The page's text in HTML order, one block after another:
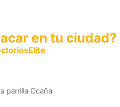
en tu ciudad?
parrilla Ocaña